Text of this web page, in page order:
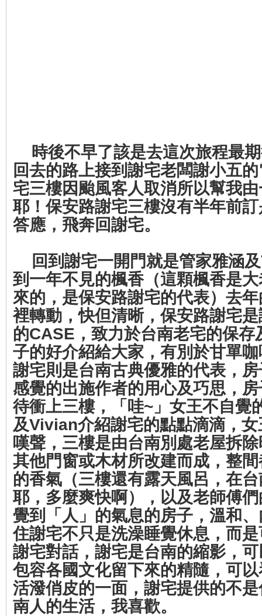
時後不早了該是去這次旅程最
回去的路上接到謝宅老闆謝小五
宅三樓因颱風客人取消所以幫我
耶！保安路謝宅三樓沒有半年前
答應，飛奔回謝宅。
回到謝宅一開門就是管家雅涵
到一年不見的楓香（這顆楓香是
來的，是保安路謝宅的代表）去
裡轉動，快但清晰，保安路謝宅
的CASE，致力於台南老宅的保
子的好介紹給大家，有別於甘單
謝宅則是台南古典優雅的代表，
感覺的出施作者的用心及巧思，
待衝上三樓，「哇~」女王不自覺
及Vivian介紹謝宅的點點滴滴，
嘆聲，三樓是由台南別處老屋拆
其他門窗或木材所改建而成，整
的香氣（三樓還有露天風呂，在
耶，多麼爽快啊），以及老師傅
覺到「人」的氣息的房子，溫和
住謝宅不只是洗澡睡覺休息，而
謝宅對話，謝宅是台南的縮影，
包容各國文化留下來的精隨，可
活潑俏皮的一面，謝宅提供的不
南人的生活，我喜歡。